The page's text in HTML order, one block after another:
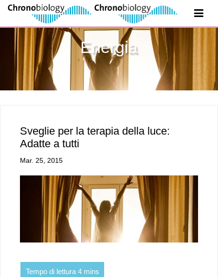
Energia
Sveglie per la terapia della luce:
Adatte a tutti
Mar. 25, 2015